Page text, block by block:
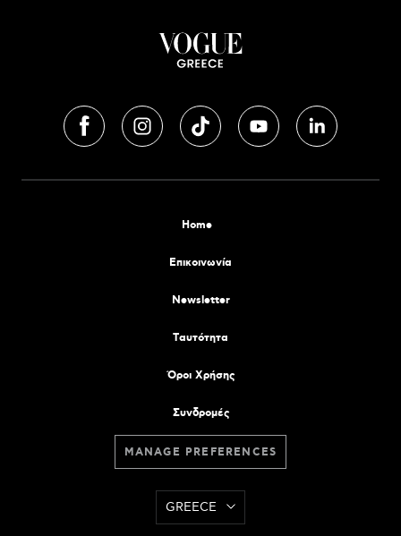
Home
Επικοινωνία
Newsletter
Tαυτότητα
Όροι Χρήσης
Συνδρομές
MANAGE PREFERENCES
GREECE